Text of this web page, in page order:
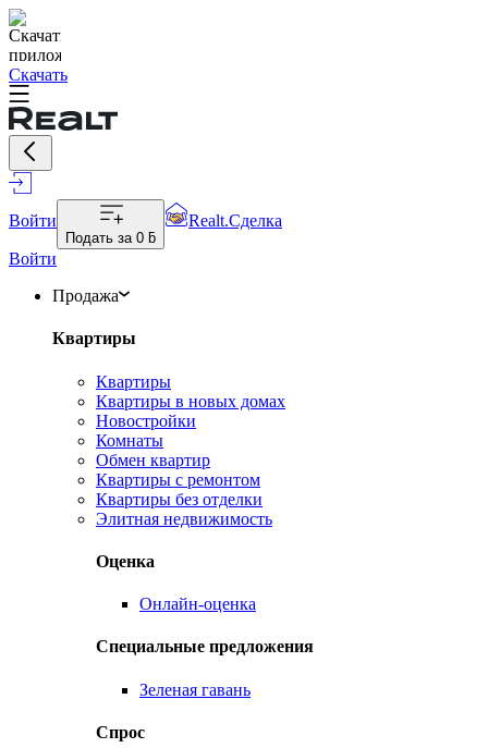
Скачать
Войти
Подать за 0 ƃ
Realt.Сделка
Войти
Продажа
Квартиры
Квартиры
Квартиры в новых домах
Новостройки
Комнаты
Обмен квартир
Квартиры с ремонтом
Квартиры без отделки
Элитная недвижимость
Оценка
Онлайн-оценка
Специальные предложения
Зеленая гавань
Спрос